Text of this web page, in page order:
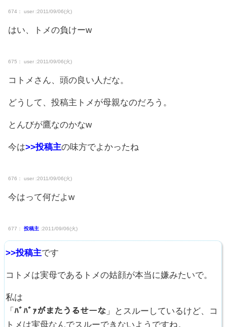
674： user :2011/09/06(火)
はい、トメの負けーw
675： user :2011/09/06(火)
コトメさん、頭の良い人だな。
どうして、投稿主トメが母親なのだろう。
とんびが鷹なのかなw
今は>>投稿主の味方でよかったね
676： user :2011/09/06(火)
今はって何だよw
677： 投稿主 :2011/09/06(火)
>>投稿主です
コトメは実母であるトメの姑顔が本当に嫌みたいで。
私は
「ﾊﾞﾊﾞｧがまたうるせーな 」とスルーしているけど、コ
トメは実母なんでスルーできないようですね。